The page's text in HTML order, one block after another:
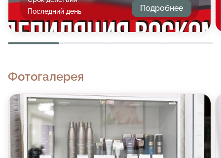
Последний день
Подробнее
Фотогалерея